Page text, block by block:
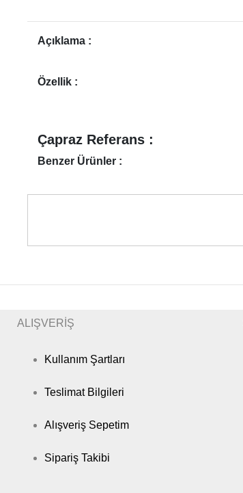
Açıklama :
Özellik :
Çapraz Referans :
Benzer Ürünler :
ALIŞVERİŞ
Kullanım Şartları
Teslimat Bilgileri
Alışveriş Sepetim
Sipariş Takibi